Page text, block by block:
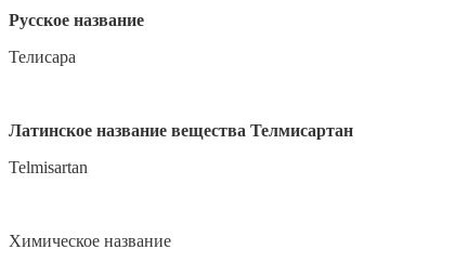
Русское название
Телисара
Латинское название вещества Телмисартан
Telmisartan
Химическое название